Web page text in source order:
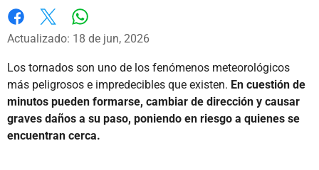
Facebook
X
Actualizado: 18 de jun, 2026
Los tornados son uno de los fenómenos meteorológicos
más peligrosos e impredecibles que existen. En cuestión de
minutos pueden formarse, cambiar de dirección y causar
graves daños a su paso, poniendo en riesgo a quienes se
encuentran cerca.